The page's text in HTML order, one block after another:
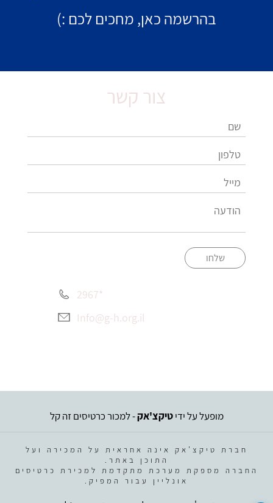
בהרשמה כאן, מחכים לכם :)
צור קשר
שלחו
*2967
Info@g-h.org.il
מופעל על ידיטיקצ'אק- למכור כרטיסים זה קל
חברת טיקצ'אק אינה אחראית על המכירה ועל
התוכן באתר.
החברה מספקת מערכת מתקדמת למכירת כרטיסים
אונליין עבור המפיק.